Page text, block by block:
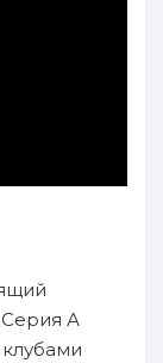
Серия А